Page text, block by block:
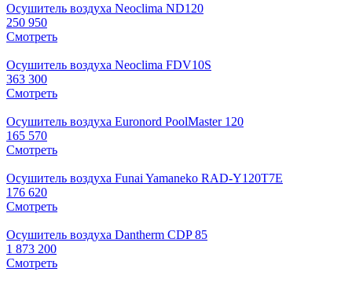
Осушитель воздуха Neoclima ND120
250 950
Смотреть
Осушитель воздуха Neoclima FDV10S
363 300
Смотреть
Осушитель воздуха Euronord PoolMaster 120
165 570
Смотреть
Осушитель воздуха Funai Yamaneko RAD-Y120T7E
176 620
Смотреть
Осушитель воздуха Dantherm CDP 85
1 873 200
Смотреть